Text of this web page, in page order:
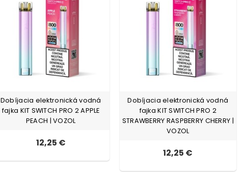
Dobíjacia elektronická vodná
fajka KIT SWITCH PRO 2 APPLE
PEACH | VOZOL
12,25 €
Dobíjacia elektronická vodná
fajka KIT SWITCH PRO 2
STRAWBERRY RASPBERRY CHERRY |
VOZOL
12,25 €